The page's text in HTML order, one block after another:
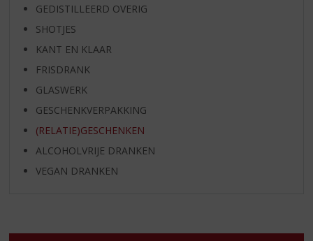
GEDISTILLEERD OVERIG
SHOTJES
KANT EN KLAAR
FRISDRANK
GLASWERK
GESCHENKVERPAKKING
(RELATIE)GESCHENKEN
ALCOHOLVRIJE DRANKEN
VEGAN DRANKEN